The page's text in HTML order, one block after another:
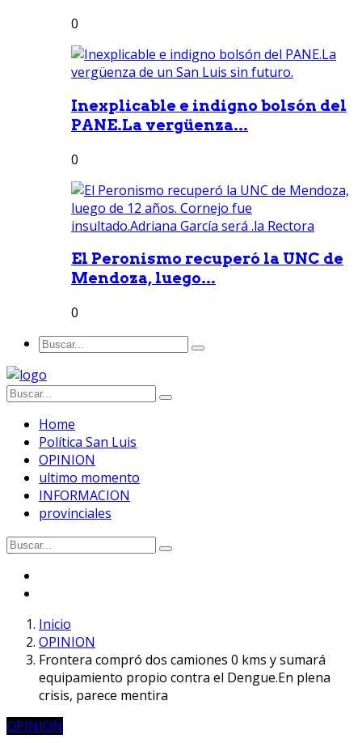
0
Inexplicable e indigno bolsón del
PANE.La vergüenza...
0
El Peronismo recuperó la UNC de
Mendoza, luego...
0
Home
Política San Luis
OPINION
ultimo momento
INFORMACION
provinciales
Inicio
OPINION
Frontera compró dos camiones 0 kms y sumará
equipamiento propio contra el Dengue.En plena
crisis, parece mentira
OPINION